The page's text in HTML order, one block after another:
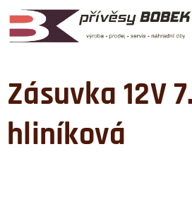
Zásuvka 12V
hliníková